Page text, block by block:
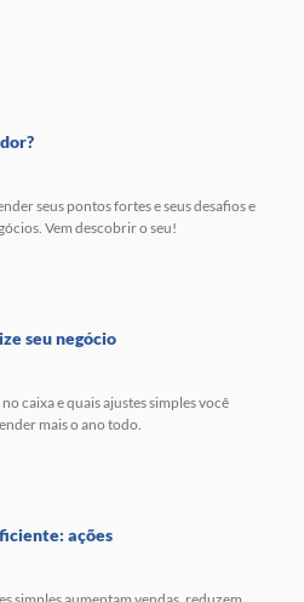
seus pontos fortes e seus desafios e
Vem descobrir o seu!
seu negócio
caixa e quais ajustes simples você
mais o ano todo.
ações